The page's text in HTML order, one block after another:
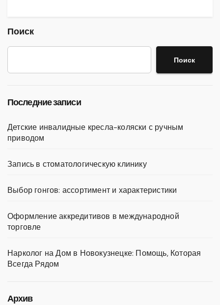
A
p
a
m
kl
a
в
и
Поиск
Поиск
Последние записи
Детские инвалидные кресла-коляски с ручным
приводом
Запись в стоматологическую клинику
Выбор гонгов: ассортимент и характеристики
Оформление аккредитивов в международной
торговле
Нарколог на Дом в Новокузнецке: Помощь, Которая
Всегда Рядом
Архив